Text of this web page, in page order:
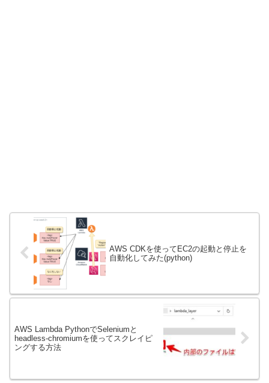
AWS CDKを使ってEC2の起動と停止を
自動化してみた(python)
AWS Lambda PythonでSeleniumと
headless-chromiumを使ってスクレイピ
ングする方法